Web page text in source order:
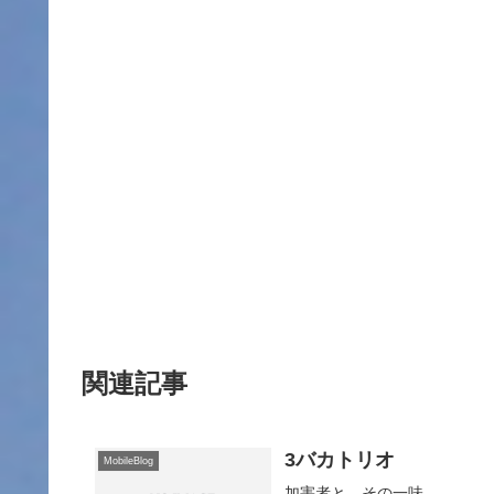
関連記事
MobileBlog 3バカトリオ